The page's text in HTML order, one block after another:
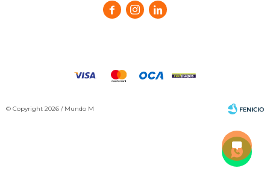
  
© Copyright 2026 / Mundo M